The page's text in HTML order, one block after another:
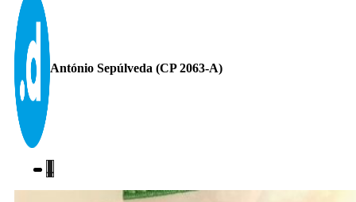
António Sepúlveda (CP 2063-A)